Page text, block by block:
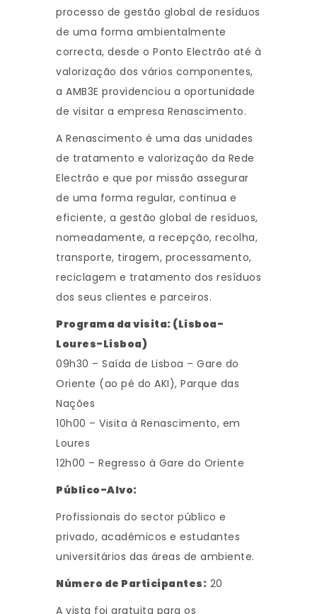
processo de gestão global de resíduos
de uma forma ambientalmente
correcta, desde o Ponto Electrão até à
valorização dos vários componentes,
a AMB3E providenciou a oportunidade
de visitar a empresa Renascimento.
A Renascimento é uma das unidades
de tratamento e valorização da Rede
Electrão e que por missão assegurar
de uma forma regular, continua e
eficiente, a gestão global de resíduos,
nomeadamente, a recepção, recolha,
transporte, tiragem, processamento,
reciclagem e tratamento dos resíduos
dos seus clientes e parceiros.
Programa da visita: (Lisboa-
Loures-Lisboa)
09h30 – Saída de Lisboa – Gare do
Oriente (ao pé do AKI), Parque das
Nações
10h00 – Visita à Renascimento, em
Loures
12h00 – Regresso à Gare do Oriente
Público-Alvo:
Profissionais do sector público e
privado, académicos e estudantes
universitários das áreas de ambiente.
Número de Participantes: 20
A vista foi gratuita para os